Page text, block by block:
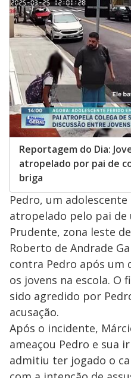
Reportagem do Dia:
atropelado por pai de
briga
Pedro, um
atropelado pelo pai de
Prudente, zona leste de
Roberto de Andrade
contra Pedro após um
os jovens na escola. O
sido agredido por
acusação.
Após o incidente,
ameaçou Pedro e sua
admitiu ter jogado o